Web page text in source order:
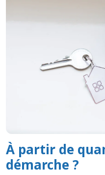
À partir de
démarche ?